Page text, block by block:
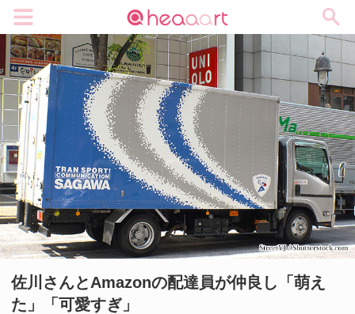
佐川さんとAmazonの配達員が仲良し「萌え
た」「可愛すぎ」